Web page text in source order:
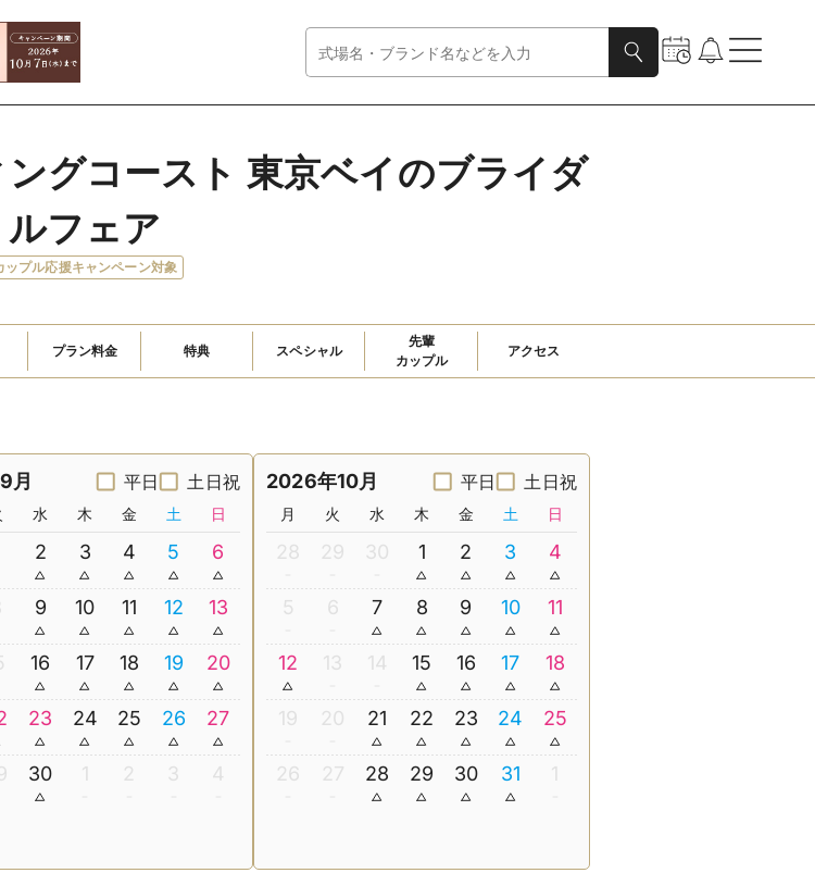
グコースト 東京ベイのブライダ
ルフェア
ップル応援キャンペーン対象
プラン料金 特典 スペシャル
先輩
カップル
アクセス
月 平日 土日祝
水 木 金 土 日
2 3 4 5 6
9 10 11 12 13
16 17 18 19 20
23 24 25 26 27
30 1 2 3 4
2026年10月 平日 土日祝
月 火 水 木 金 土 日
28 29 30 1 2 3 4
5 6 7 8 9 10 11
12 13 14 15 16 17 18
19 20 21 22 23 24 25
26 27 28 29 30 31 1